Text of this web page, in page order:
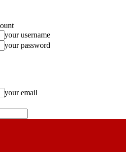
your username
your password
your email